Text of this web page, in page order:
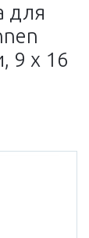
для
9 х 16